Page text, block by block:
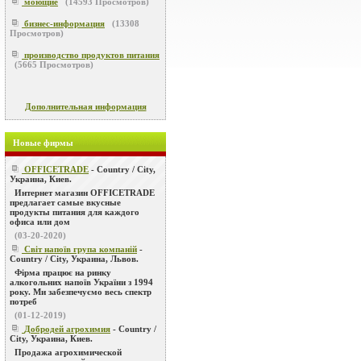
бизнес-информация (13308
Просмотров)
производство продуктов питания
(5665 Просмотров)
Дополнительная информация
Новые фирмы
OFFICETRADE - Country / City,
Украина, Киев.
Интернет магазин OFFICETRADE
предлагает самые вкусные
продукты питания для каждого
офиса или дом
(03-20-2020)
Світ напоїв група компаній -
Country / City, Украина, Львов.
Фірма працює на ринку
алкогольних напоїв України з 1994
року. Ми забезпечуємо весь спектр
потреб
(01-12-2019)
Добродей агрохимия - Country /
City, Украина, Киев.
Продажа агрохимической